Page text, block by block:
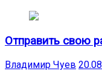
Отправить свою
Владимир Чуев